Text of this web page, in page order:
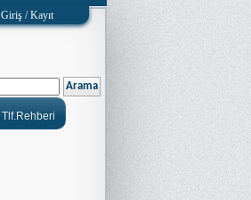
Giriş / Kayıt
Tlf.Rehberi